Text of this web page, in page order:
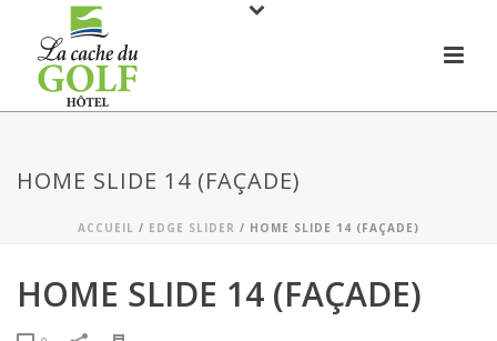
HOME SLIDE 14 (FAÇADE)
ACCUEIL / EDGE SLIDER / HOME SLIDE 14 (FAÇADE)
HOME SLIDE 14 (FAÇADE)